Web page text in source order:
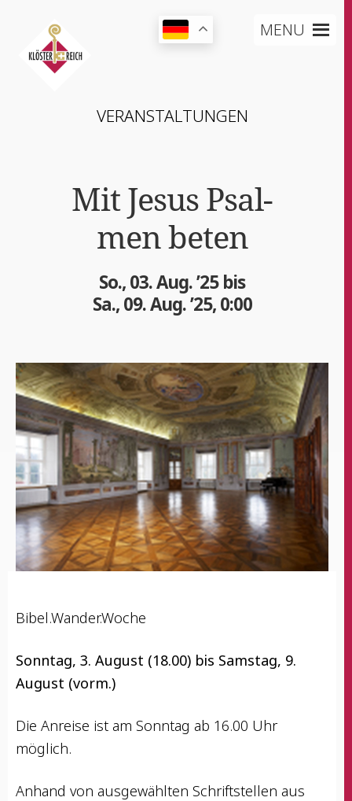
MENU
VER­AN­STAL­TUN­GEN
Mit Jesus Psal­
men beten
So., 03. Aug. ’25 bis
Sa., 09. Aug. ’25, 0:00
Bibel.Wander.Woche
Sonn­tag, 3. August (18.00) bis Sams­tag, 9.
August (vorm.)
Die Anrei­se ist am Sonn­tag ab 16.00 Uhr
möglich.
Anhand von aus­ge­wähl­ten Schrift­stel­len aus